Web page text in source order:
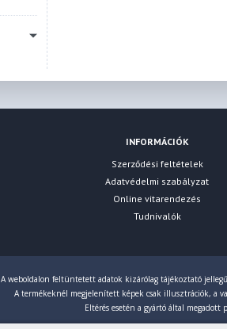
INFORMÁCIÓK
Szerződési feltételek
Adatvédelmi szabályzat
Online vitarendezés
Tudnivalók
A weboldalon feltüntetett adatok kizárólag tájékoztató
A termékeknél megjelenített képek csak illusztrációk, a
Eltérés esetén a gyártó által megadott